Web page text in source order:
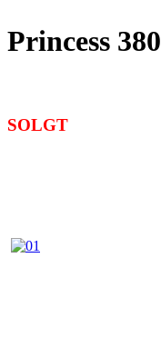
Princess 380
SOLGT